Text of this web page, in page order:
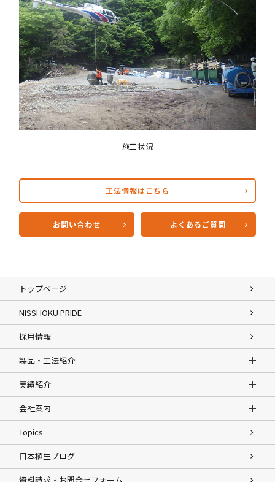
施工状況
工法情報はこちら
お問い合わせ よくあるご質問
トップページ
NISSHOKU PRIDE
採用情報
製品・工法紹介
実績紹介
会社案内
Topics
日本植生ブログ